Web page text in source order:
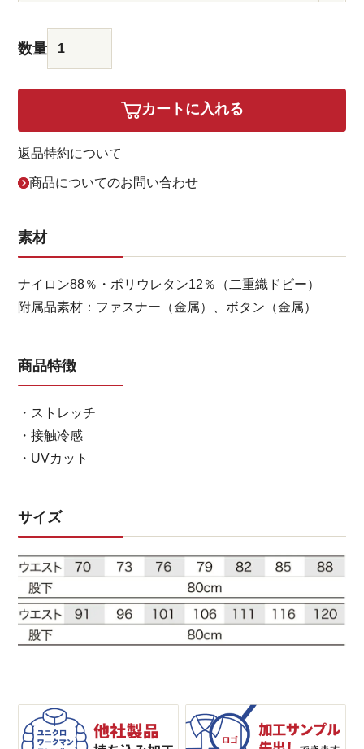
カートに入れる
返品特約について
商品についてのお問い合わせ
素材
ナイロン88％・ポリウレタン12％（二重織ドビー）
附属品素材：ファスナー（金属）、ボタン（金属）
商品特徴
・ストレッチ
・接触冷感
・UVカット
サイズ